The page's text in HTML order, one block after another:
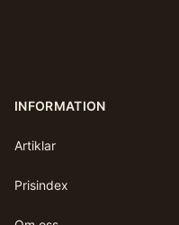
INFORMATION
Artiklar
Prisindex